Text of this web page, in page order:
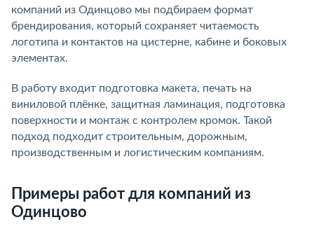
компаний из Одинцово мы подбираем формат
брендирования, который сохраняет читаемость
логотипа и контактов на цистерне, кабине и боковых
элементах.
В работу входит подготовка макета, печать на
виниловой плёнке, защитная ламинация, подготовка
поверхности и монтаж с контролем кромок. Такой
подход подходит строительным, дорожным,
производственным и логистическим компаниям.
Примеры работ для компаний из
Одинцово